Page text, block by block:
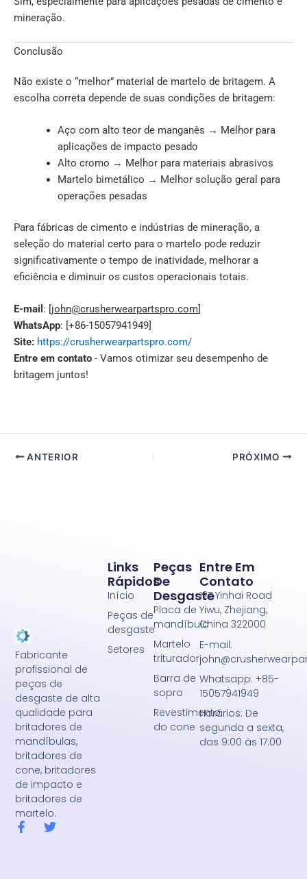
mineração.
Conclusão
Não existe o “melhor” material de martelo de britagem. A
escolha correta depende de suas condições de britagem:
Aço com alto teor de manganês → Melhor para
aplicações de impacto pesado
Alto cromo → Melhor para materiais abrasivos
Martelo bimetálico → Melhor solução geral para
operações pesadas
Para fábricas de cimento e indústrias de mineração, a
seleção do material certo para o martelo pode reduzir
significativamente o tempo de inatividade, melhorar a
eficiência e diminuir os custos operacionais totais.
E-mail : [john@crusherwearpartspro.com]
WhatsApp: [+86-15057941949]
Site: https://crusherwearpartspro.com/
Entre em contato - Vamos otimizar seu desempenho de
britagem juntos!
ANTERIOR PRÓXIMO
Fabricante
profissional de
peças de
desgaste de alta
qualidade para
britadores de
mandíbulas,
britadores de
cone, britadores
de impacto e
britadores de
martelo.
F
T
Peças
De
Desgaste
Placa de
mandíbula
Martelo
triturador
Barra de
sopro
Revestimento
do cone
Links
Rápidos
Início
Peças de
desgaste
Setores
Entre Em
Contato
127 Yinhai Road
Yiwu, Zhejiang,
China 322000
E-mail:
Whatsapp: +85-
15057941949
Horários: De
segunda a sexta,
das 9:00 às 17:00